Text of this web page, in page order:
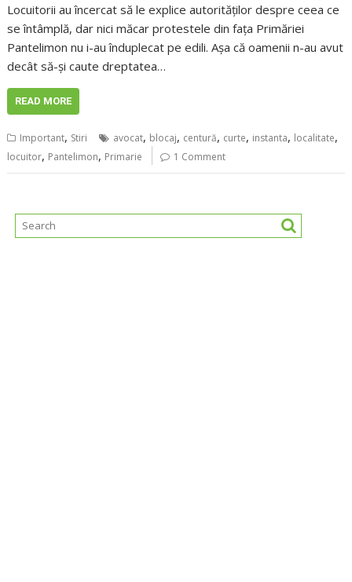
Locuitorii au încercat să le explice autorităţilor despre ceea ce
se întâmplă, dar nici măcar protestele din faţa Primăriei
Pantelimon nu i-au înduplecat pe edili. Aşa că oamenii n-au avut
decât să-şi caute dreptatea…
READ MORE
Important, Stiri avocat, blocaj, centură, curte, instanta, localitate,
locuitor, Pantelimon, Primarie 1 Comment